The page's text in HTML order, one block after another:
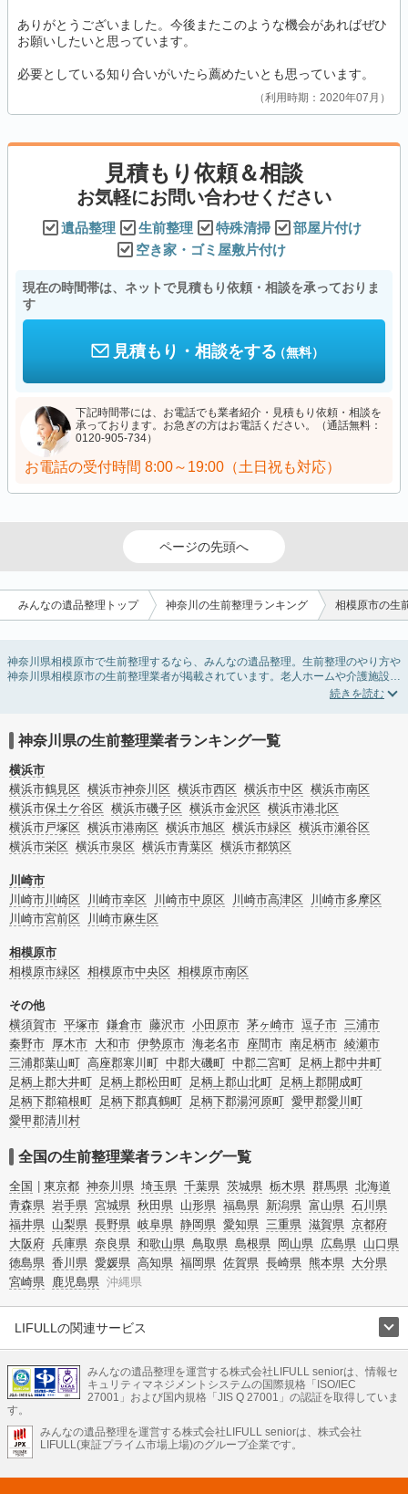
ありがとうございました。今後またこのような機会があればぜひ
お願いしたいと思っています。
必要としている知り合いがいたら薦めたいとも思っています。
利用時期：2020年07月
見積もり依頼＆相談
お気軽にお問い合わせください
遺品整理 生前整理 特殊清掃
部屋片付け
空き家・ゴミ屋敷片付け
現在の時間帯は、ネットで見積もり依頼・相談を承っておりま
す
見積もり・相談をする（無料）
下記時間帯には、お電話でも業者紹介・見積もり依頼・相談を
承っております。お急ぎの方はお電話ください。（通話無料：
0120-905-734）
お電話の受付時間 8:00～19:00（土日祝も対応）
ページの先頭へ
みんなの遺品整理トップ 神奈川の生前整理ランキング 相模原市の生
神奈川県相模原市で生前整理するなら、みんなの遺品整理。生前整理のやり方や
神奈川県相模原市の生前整理業者が掲載されています。老人ホームや介護施設入
居に伴う不用品の処分・回収・引き取りから、在宅介護の介護整理や福祉住環境
オプションサービスで絞り込み検索を利用してみましょう。
またお役立ち情報も豊富なので終活でエンディングノートの選び方や、整理整
頓・老前整理・生前整理のコツについてもチェックしてみてください。
神奈川県の生前整理業者ランキング一覧
横浜市
横浜市鶴見区 横浜市神奈川区 横浜市西区 横浜市中区 横浜市南区
横浜市保土ケ谷区 横浜市磯子区 横浜市金沢区 横浜市港北区
横浜市戸塚区 横浜市港南区 横浜市旭区 横浜市緑区 横浜市瀬谷区
横浜市栄区 横浜市泉区 横浜市青葉区 横浜市都筑区
川崎市
川崎市川崎区
川崎市幸区 川崎市中原区 川崎市高津区
川崎市多摩区
川崎市宮前区
川崎市麻生区
相模原市
相模原市緑区 相模原市中央区 相模原市南区
その他
横須賀市 平塚市 鎌倉市 藤沢市 小田原市 茅ヶ崎市 逗子市 三浦市
秦野市 厚木市 大和市 伊勢原市 海老名市 座間市 南足柄市 綾瀬市
三浦郡葉山町 高座郡寒川町 中郡大磯町 中郡二宮町 足柄上郡中井町
足柄上郡大井町 足柄上郡松田町 足柄上郡山北町 足柄上郡開成町
足柄下郡箱根町 足柄下郡真鶴町 足柄下郡湯河原町 愛甲郡愛川町
愛甲郡清川村
全国の生前整理業者ランキング一覧
全国 東京都 神奈川県 埼玉県 千葉県 茨城県 栃木県 群馬県 北海道
青森県 岩手県 宮城県 秋田県 山形県 福島県 新潟県 富山県 石川県
福井県 山梨県 長野県 岐阜県 静岡県 愛知県 三重県 滋賀県 京都府
大阪府 兵庫県 奈良県 和歌山県 鳥取県 島根県 岡山県 広島県 山口県
徳島県 香川県 愛媛県 高知県 福岡県 佐賀県 長崎県 熊本県 大分県
宮崎県 鹿児島県 沖縄県
LIFULLの関連サービス
不動産・住宅
引越し 老人ホーム 地方創生 ママの就労支援
不動産クラウドファンディング 遺品整理 老後の暮らし情報
LIFULL HOME'Sのサービス
不動産・住宅
不動産査定 マンション専門売却査定 不動産投資 アドバイザー
みんなの遺品整理を運営する株式会社LIFULL seniorは、情報セ
キュリティマネジメントシステムの国際規格「ISO/IEC
27001」および国内規格「JIS Q 27001」の認証を取得していま
す。
みんなの遺品整理を運営する株式会社LIFULL seniorは、株式会社
LIFULL(東証プライム市場上場)のグループ企業です。